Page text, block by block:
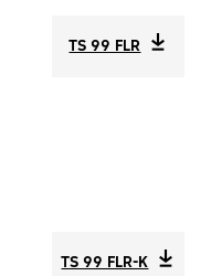
TS 99 FLR
TS 99 FLR-K